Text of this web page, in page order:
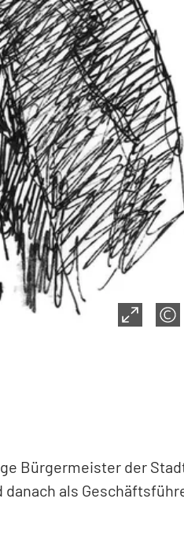
Bürgermeister der
als